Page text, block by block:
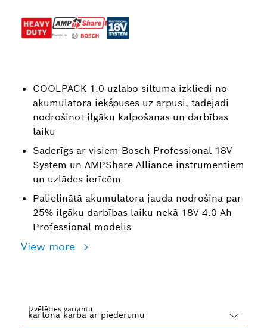
COOLPACK 1.0 uzlabo siltuma izkliedi no
akumulatora iekšpuses uz ārpusi, tādējādi
nodrošinot ilgāku kalpošanas un darbības
laiku
Saderīgs ar visiem Bosch Professional 18V
System un AMPShare Alliance instrumentiem
un uzlādes ierīcēm
Palielinātā akumulatora jauda nodrošina par
25% ilgāku darbības laiku nekā 18V 4.0 Ah
Professional modelis
View more
Izvēlēties variantu